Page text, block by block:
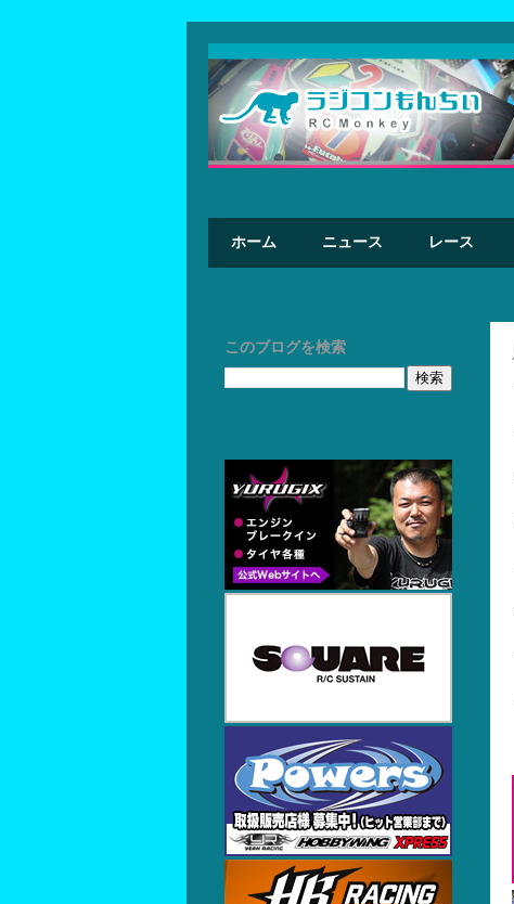
ホーム ニュース レース
このブログを検索